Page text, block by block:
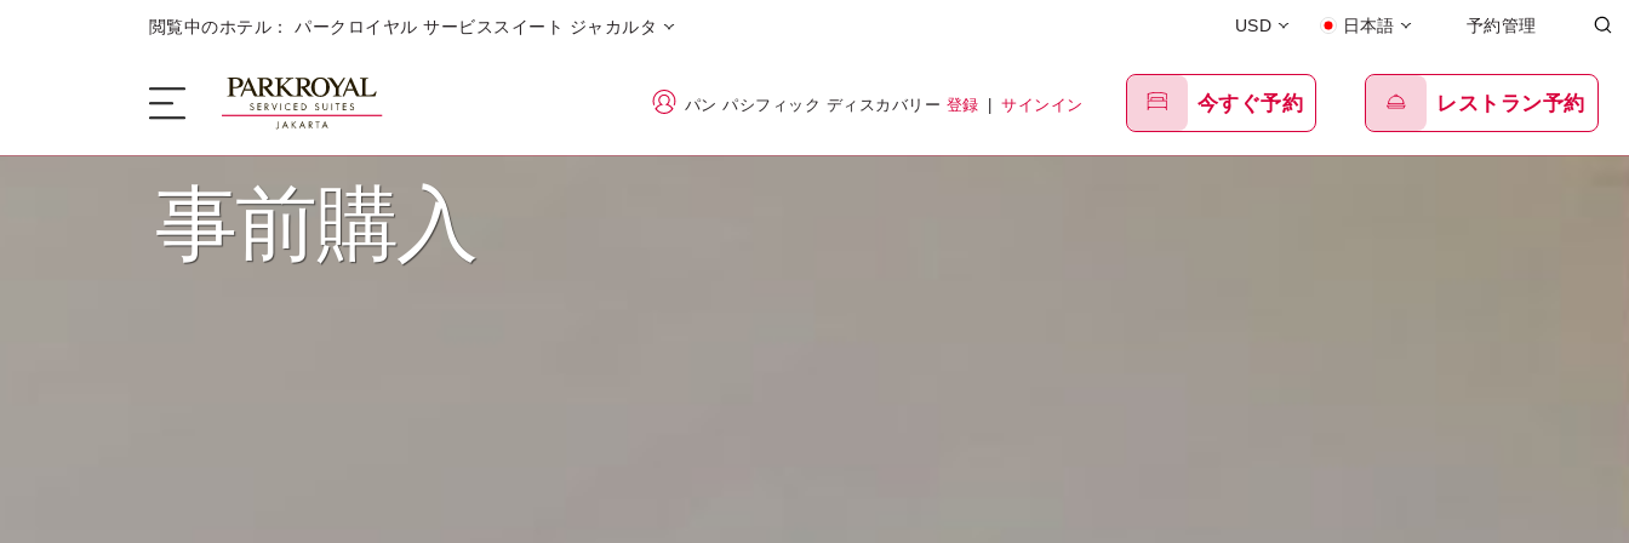
閲覧中のホテル： パークロイヤル サービススイート ジャカルタ USD 日本語 予約管理
パン パシフィック ディスカバリー 登録 | サインイン 今すぐ予約 レストラン予約
ザ・サービススイート
事前購入